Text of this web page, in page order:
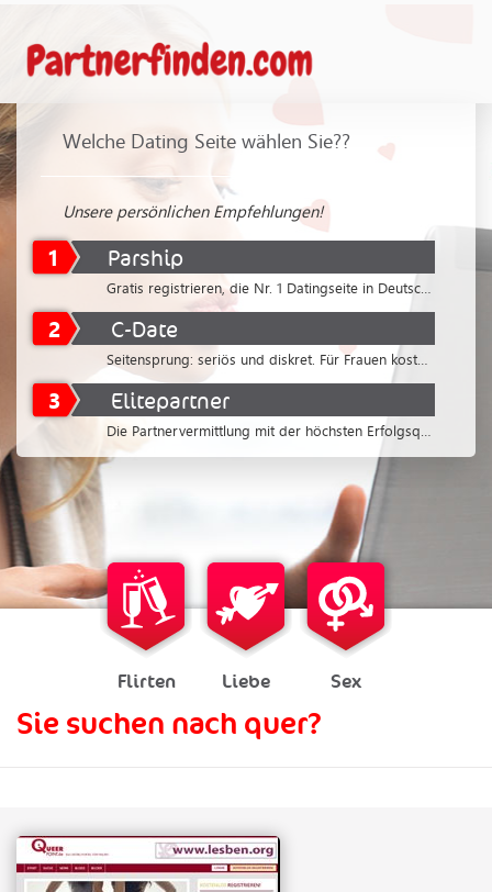
Welche Dating Seite wählen Sie??
Unsere persönlichen Empfehlungen!
1 Parship
2 C-Date
3 Elitepartner
Flirten Liebe Sex
Sie suchen nach quer?